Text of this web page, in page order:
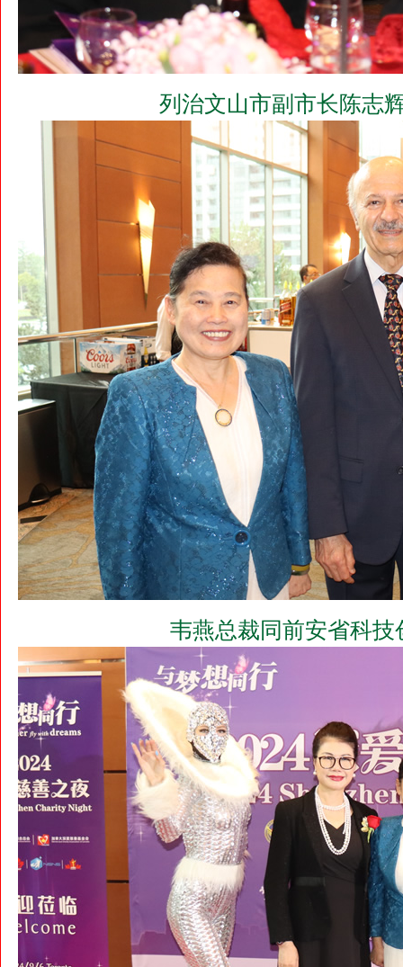
列治文山市副市长陈志
韦燕总裁同前安省科